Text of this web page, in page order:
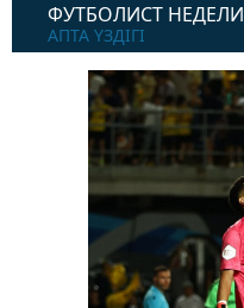
ФУТБОЛИСТ НЕДЕЛИ
АПТА ҮЗДІГІ